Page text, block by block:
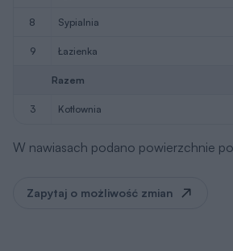
8 sypialnia
9 łazienka
Razem
3 kotłownia
W nawiasach podano powierzchnie
Zapytaj o możliwość zmian